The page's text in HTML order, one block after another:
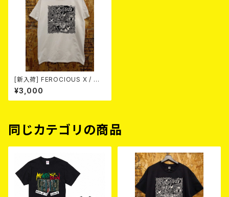
[新入荷] FEROCIOUS X / Me
d Vilken Rätt (T-shirt/WHIT
E / Size:L)
¥3,000
同じカテゴリの商品